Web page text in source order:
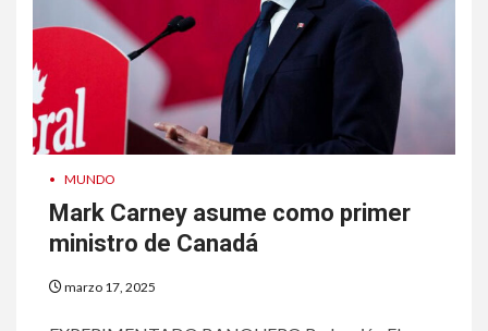
• MUNDO
Mark Carney asume como primer
ministro de Canadá
marzo 17, 2025